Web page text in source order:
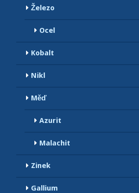
Železo
Ocel
Kobalt
Nikl
Měď
Azurit
Malachit
Zinek
Gallium